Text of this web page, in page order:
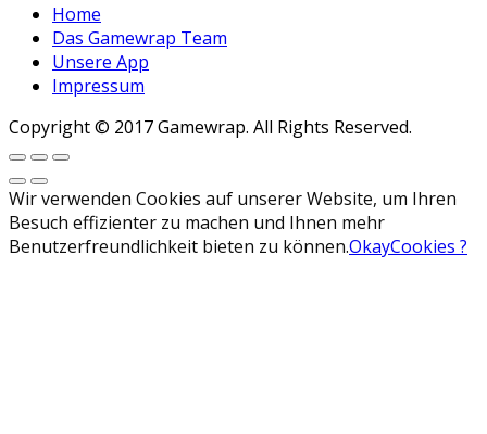
Home
Das Gamewrap Team
Unsere App
Impressum
Copyright © 2017 Gamewrap. All Rights Reserved.
Wir verwenden Cookies auf unserer Website, um Ihren
Besuch effizienter zu machen und Ihnen mehr
Benutzerfreundlichkeit bieten zu können.OkayCookies ?